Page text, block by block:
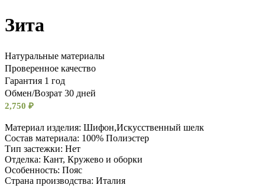
Зита
Натуральные материалы
Проверенное качество
Гарантия 1 год
Обмен/Возрат 30 дней
2,750 ₽
Материал изделия: Шифон,Искусственный шелк
Состав материала: 100% Полиэстер
Тип застежки: Нет
Отделка: Кант, Кружево и оборки
Особенность: Пояс
Cтрана производства: Италия